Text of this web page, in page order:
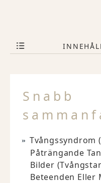
Snabb
Tvångssyndrom
Påträngande
Bilder
Beteenden Eller